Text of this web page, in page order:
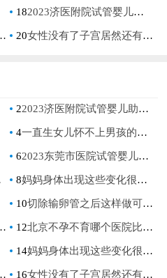
182023济医附院试管婴儿助孕攻略，费用清单及成功率参考
20女性没有了子宫居然还有这样的好处 你知道吗？
22023济医附院试管婴儿助孕攻略，费用清单及成功率参考
4一直生女儿怀不上男孩的原因解读，帮助你提升生男孩的几率
62023东莞市医院试管婴儿全方位指南，附成功率参考
8妈妈身体出现这些变化很有可能预示你怀的男宝！
10切除输卵管之后这样做可以加快恢复，早点恢复少受罪
12北京不孕不育哪个医院比较好？成功率怎么样
14妈妈身体出现这些变化很有可能预示你怀的男宝！
16女性没有了子宫居然还有这样的好处 你知道吗？